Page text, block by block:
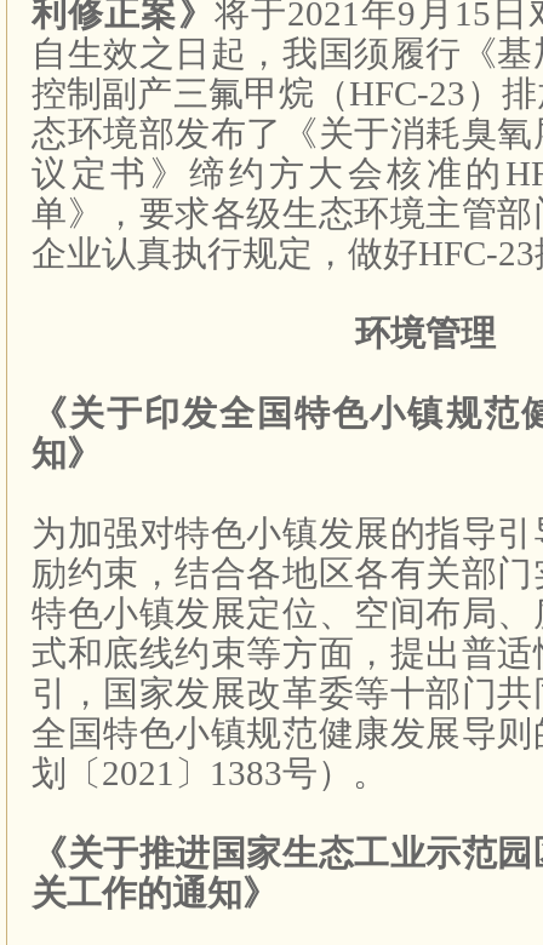
利修正案》 将于2021 年9 月 15 日
自生效之日起，我国须履行《
控制副产三氟甲烷（HFC-23）
态环境部发布了《关于消耗臭
议定书》缔约方大会核准的
单》，要求各级生态环境主管
企业认真执行规定，做好HFC-23
环境管理
《关于印发全国特色小镇规范
知》
为加强对特色小镇发展的指导
励约束，结合各地区各有关部
特色小镇发展定位、空间布局
式和底线约束等方面，提出普
引，国家发展改革委等十部门
全国特色小镇规范健康发展导
划〔 2021 〕 1383号）。
《关于推进国家生态工业示范
关工作的通知》